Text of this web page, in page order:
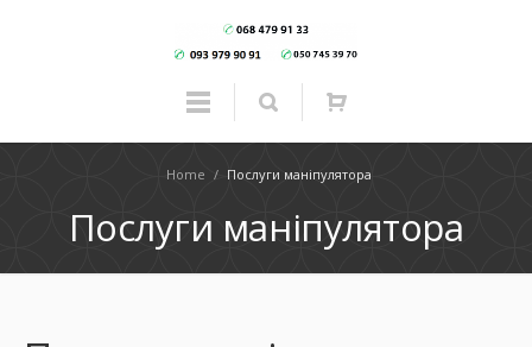
Home / Послуги маніпулятора
Послуги маніпулятора